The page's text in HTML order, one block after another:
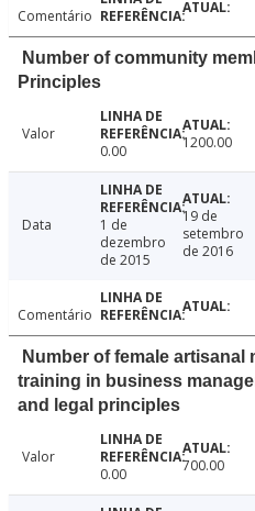
Comentário
Number of community
Principles
Valor
0.00
1200.00
Data
1 de
dezembro
de 2015
19 de
setembro
de 2016
Comentário
Number of female artisanal
training in business
and legal principles
Valor
0.00
700.00